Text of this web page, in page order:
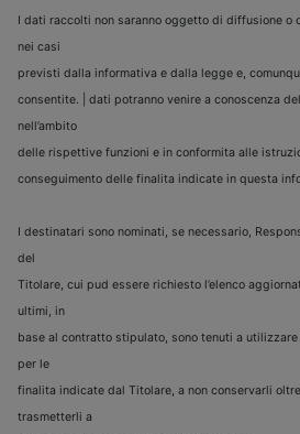
I dati raccolti non saranno oggetto di diffusione o
nei casi
previsti dalla informativa e dalla legge e,
consentite. | dati potranno venire a conoscenza
nell’ambito
delle rispettive funzioni e in conformita alle
conseguimento delle finalita indicate in questa
I destinatari sono nominati, se necessario,
del
Titolare, cui pud essere richiesto l’elenco
ultimi, in
base al contratto stipulato, sono tenuti a
per le
finalita indicate dal Titolare, a non conservarli
trasmetterli a